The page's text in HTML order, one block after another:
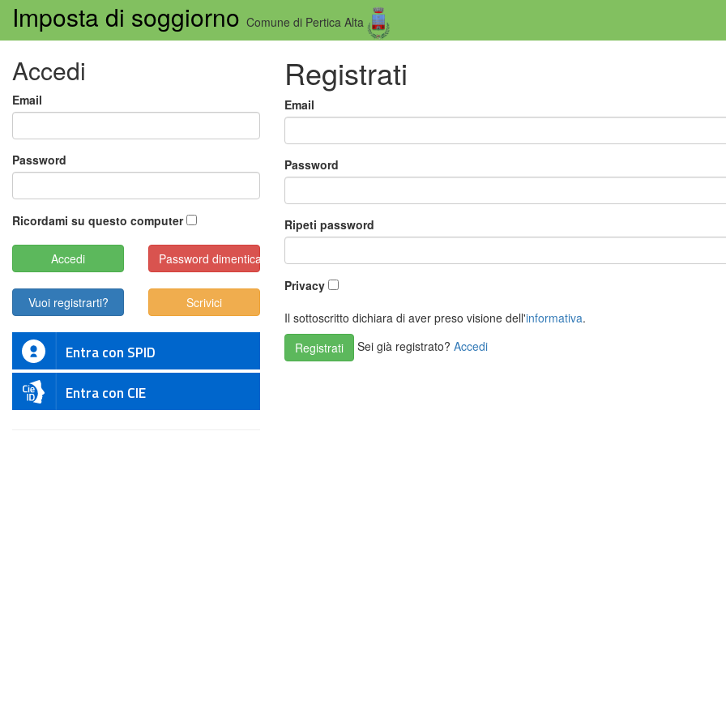
Imposta di soggiorno Comune di Pertica Alta
Registrati
Email
Password
Ripeti password
Privacy
Il sottoscritto dichiara di aver preso visione dell'informativa.
Registrati
Sei già registrato? Accedi
Accedi
Email
Password
Ricordami su questo computer
Password dimenticata?
Vuoi registrarti? Scrivici
Entra con SPID
Entra con CIE